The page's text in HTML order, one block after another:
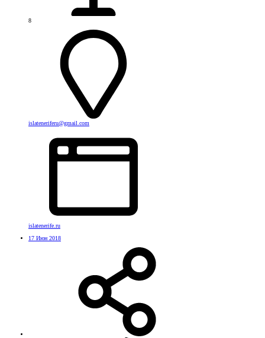
8
islateneriferu@gmail.com
islatenerife.ru
17 Июн 2018